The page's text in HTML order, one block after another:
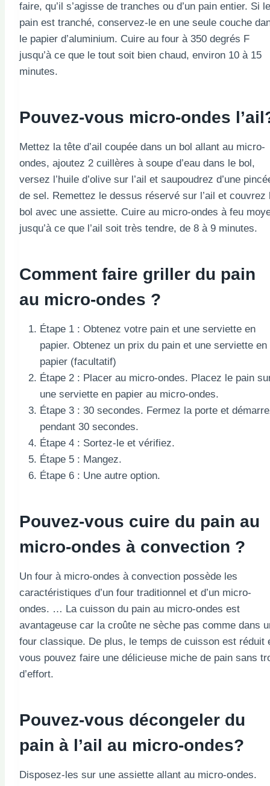
faire, qu’il s’agisse de tranches ou d’un pain entier. Si le
pain est tranché, conservez-le en une seule couche
le papier d’aluminium. Cuire au four à 350 degrés F
jusqu’à ce que le tout soit bien chaud, environ 10 à 15
minutes.
Pouvez-vous micro-ondes
Mettez la tête d’ail coupée dans un bol allant au micro-
ondes, ajoutez 2 cuillères à soupe d’eau dans le bol,
versez l’huile d’olive sur l’ail et saupoudrez d’une
de sel. Remettez le dessus réservé sur l’ail et couvrez
bol avec une assiette. Cuire au micro-ondes à feu
jusqu’à ce que l’ail soit très tendre, de 8 à 9 minutes.
Comment faire griller du pain
au micro-ondes ?
Étape 1 : Obtenez votre pain et une serviette en
papier. Obtenez un prix du pain et une serviette en
papier (facultatif)
Étape 2 : Placer au micro-ondes. Placez le pain
une serviette en papier au micro-ondes.
Étape 3 : 30 secondes. Fermez la porte et
pendant 30 secondes.
Étape 4 : Sortez-le et vérifiez.
Étape 5 : Mangez.
Étape 6 : Une autre option.
Pouvez-vous cuire du pain au
micro-ondes à convection ?
Un four à micro-ondes à convection possède les
caractéristiques d’un four traditionnel et d’un micro-
ondes. … La cuisson du pain au micro-ondes est
avantageuse car la croûte ne sèche pas comme dans
four classique. De plus, le temps de cuisson est réduit
vous pouvez faire une délicieuse miche de pain sans
d’effort.
Pouvez-vous décongeler du
pain à l’ail au micro-ondes?
Disposez-les sur une assiette allant au micro-ondes.